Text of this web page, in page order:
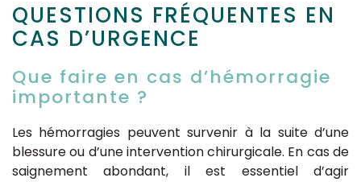
QUESTIONS FRÉQUENTES EN
CAS D’URGENCE
Que faire en cas d’hémorragie
importante ?
Les hémorragies peuvent survenir à la suite d’une
blessure ou d’une intervention chirurgicale. En cas de
saignement abondant, il est essentiel d’agir